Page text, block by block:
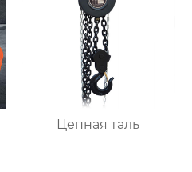
Цепная таль